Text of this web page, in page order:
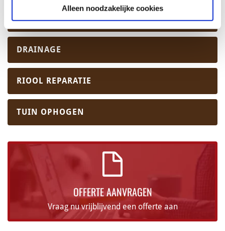
Alleen noodzakelijke cookies
ISOLATIE
DRAINAGE
RIOOL REPARATIE
TUIN OPHOGEN
OFFERTE AANVRAGEN
Vraag nu vrijblijvend een offerte aan